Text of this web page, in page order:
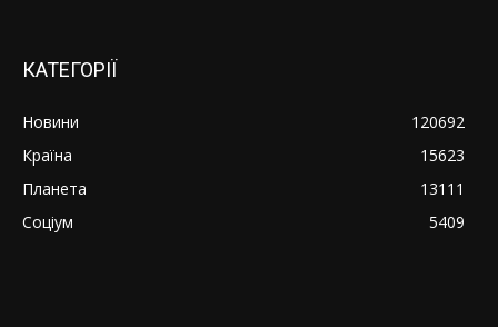
КАТЕГОРІЇ
Новини
120692
Країна
15623
Планета
13111
Соціум
5409